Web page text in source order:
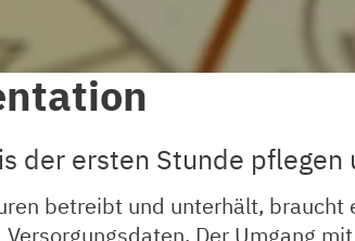
der ersten Stunde
betreibt und unterhält, braucht
Der Umgang